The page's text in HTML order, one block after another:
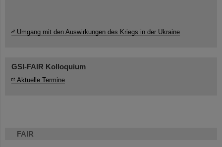
FAIR
Umgang mit den Auswirkungen des Kriegs in der Ukraine
GSI-FAIR Kolloquium
Aktuelle Termine